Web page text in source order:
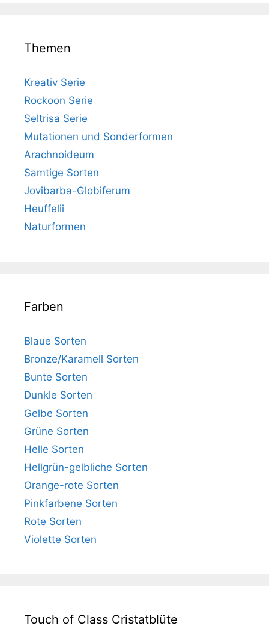
Themen
Kreativ Serie
Rockoon Serie
Seltrisa Serie
Mutationen und Sonderformen
Arachnoideum
Samtige Sorten
Jovibarba-Globiferum
Heuffelii
Naturformen
Farben
Blaue Sorten
Bronze/Karamell Sorten
Bunte Sorten
Dunkle Sorten
Gelbe Sorten
Grüne Sorten
Helle Sorten
Hellgrün-gelbliche Sorten
Orange-rote Sorten
Pinkfarbene Sorten
Rote Sorten
Violette Sorten
Touch of Class Cristatblüte